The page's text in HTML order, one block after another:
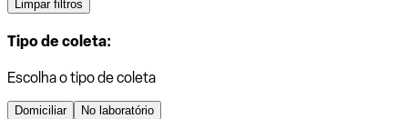
Limpar filtros
Tipo de coleta:
Escolha o tipo de coleta
Domiciliar No laboratório